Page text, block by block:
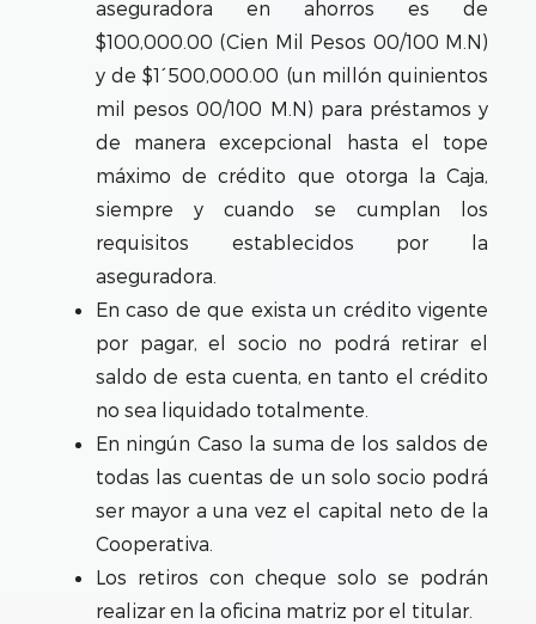
aseguradora en ahorros es de
$100,000.00 (Cien Mil Pesos 00/100 M.N)
y de $1´500,000.00 (un millón quinientos
mil pesos 00/100 M.N) para préstamos y
de manera excepcional hasta el tope
máximo de crédito que otorga la Caja,
siempre y cuando se cumplan los
requisitos establecidos por la
aseguradora.
En caso de que exista un crédito vigente
por pagar, el socio no podrá retirar el
saldo de esta cuenta, en tanto el crédito
no sea liquidado totalmente.
En ningún Caso la suma de los saldos de
todas las cuentas de un solo socio podrá
ser mayor a una vez el capital neto de la
Cooperativa.
Los retiros con cheque solo se podrán
realizar en la oficina matriz por el titular.